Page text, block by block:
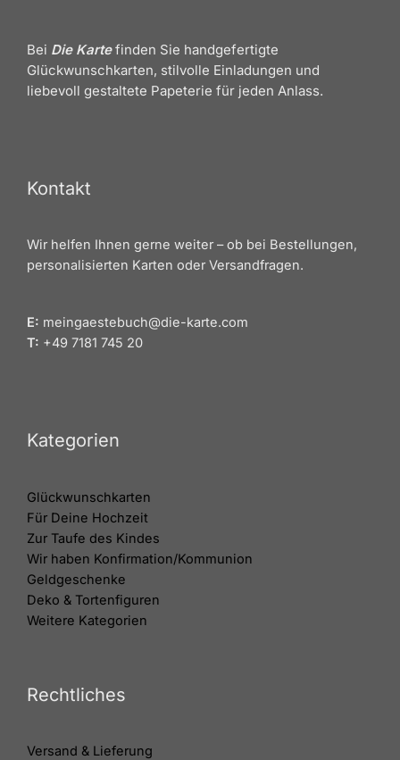
Bei Die Kartefinden Sie handgefertigte
Glückwunschkarten, stilvolle Einladungen und
liebevoll gestaltete Papeterie für jeden Anlass.
Kontakt
Wir helfen Ihnen gerne weiter – ob bei Bestellungen,
personalisierten Karten oder Versandfragen.
E: meingaestebuch@die-karte.com
T: +49 7181 745 20
Kategorien
Glückwunschkarten
Für Deine Hochzeit
Zur Taufe des Kindes
Wir haben Konfirmation/Kommunion
Geldgeschenke
Deko & Tortenfiguren
Weitere Kategorien
Rechtliches
Versand & Lieferung